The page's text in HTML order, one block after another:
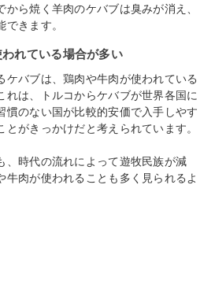
ら焼く羊肉のケバブは臭みが消え、
きます。
れている場合が多い
ケバブは、鶏肉や牛肉が使われている
れは、トルコからケバブが世界各国に
慣のない国が比較的安価で入手しやす
がきっかけだと考えられています。
、時代の流れによって遊牧民族が減
牛肉が使われることも多く見られるよ